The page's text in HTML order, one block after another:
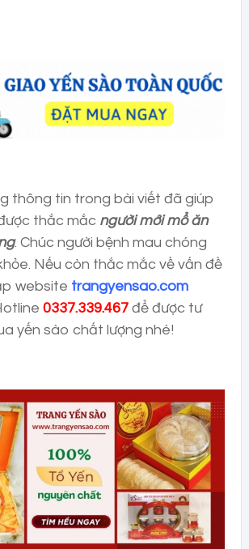
thông tin trong bài viết đã giúp
thắc mắc người mới mổ ăn
. Chúc người bệnh mau chóng
Nếu còn thắc mắc về vấn đề
website trangyensao.com
0337.339.467để được tư
yến sào chất lượng nhé!